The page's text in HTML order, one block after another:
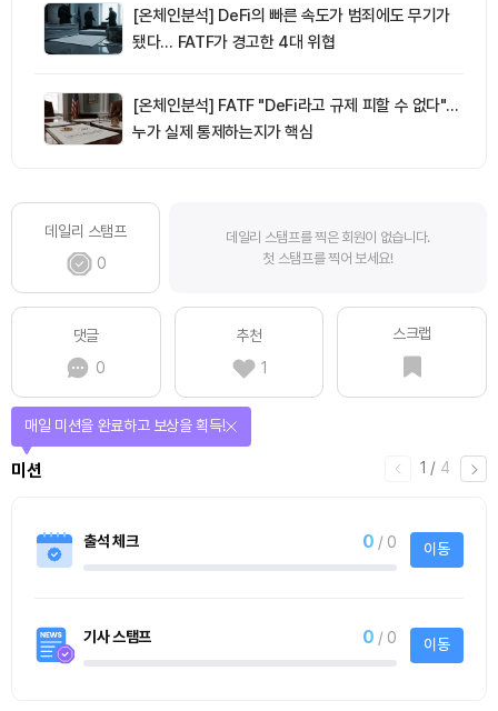
[온체인분석] DeFi의 빠른 속도가 범죄에도 무기가
됐다… FATF가 경고한 4대 위협
[온체인분석] FATF "DeFi라고 규제 피할 수 없다"…
누가 실제 통제하는지가 핵심
데일리 스탬프
0
데일리 스탬프를 찍은 회원이 없습니다.
첫 스탬프를 찍어 보세요!
댓글
0
추천
1
스크랩
1 / 4
미션
매일 미션을 완료하고 보상을 획득!
출석 체크 0 / 0 이동
기사 스탬프 0 / 0 이동